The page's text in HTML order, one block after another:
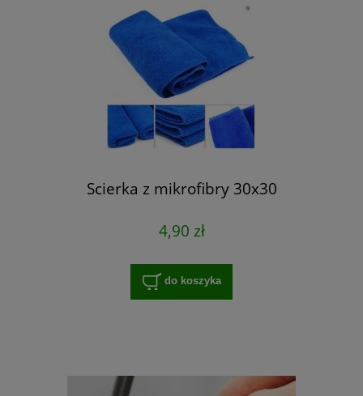
Scierka z mikrofibry 30x30
4,90 zł
do koszyka